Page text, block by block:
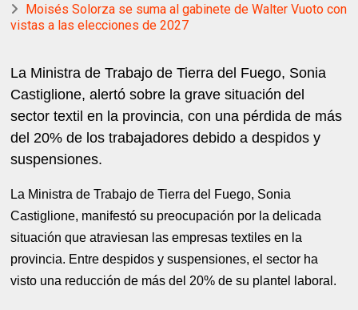
Moisés Solorza se suma al gabinete de Walter Vuoto con
vistas a las elecciones de 2027
La Ministra de Trabajo de Tierra del Fuego, Sonia
Castiglione, alertó sobre la grave situación del
sector textil en la provincia, con una pérdida de más
del 20% de los trabajadores debido a despidos y
suspensiones.
La Ministra de Trabajo de Tierra del Fuego, Sonia
Castiglione, manifestó su preocupación por la delicada
situación que atraviesan las empresas textiles en la
provincia. Entre despidos y suspensiones, el sector ha
visto una reducción de más del 20% de su plantel laboral.